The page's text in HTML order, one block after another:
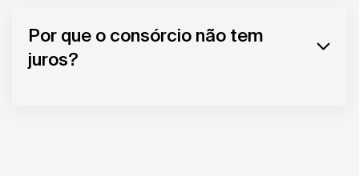
Por que o consórcio não tem
juros?